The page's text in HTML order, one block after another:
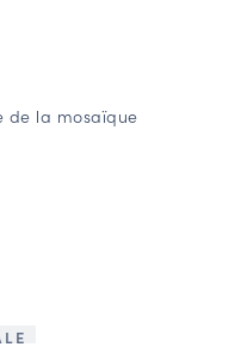
STAGE
de la mosaïque